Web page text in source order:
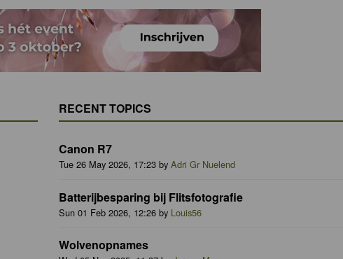
RECENT TOPICS
Canon R7
Tue 26 May 2026, 17:23 by Adri Gr Nuelend
Batterijbesparing bij Flitsfotografie
Sun 01 Feb 2026, 12:26 by Louis56
Wolvenopnames